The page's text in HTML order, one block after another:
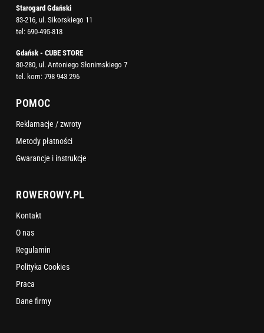
Starogard Gdański
83-216, ul. Sikorskiego 11
tel: 690-495-818
Gdańsk - CUBE STORE
80-280, ul. Antoniego Słonimskiego 7
tel. kom: 798 943 296
POMOC
Reklamacje / zwroty
Metody płatności
Gwarancje i instrukcje
ROWEROWY.PL
Kontakt
O nas
Regulamin
Polityka Cookies
Praca
Dane firmy